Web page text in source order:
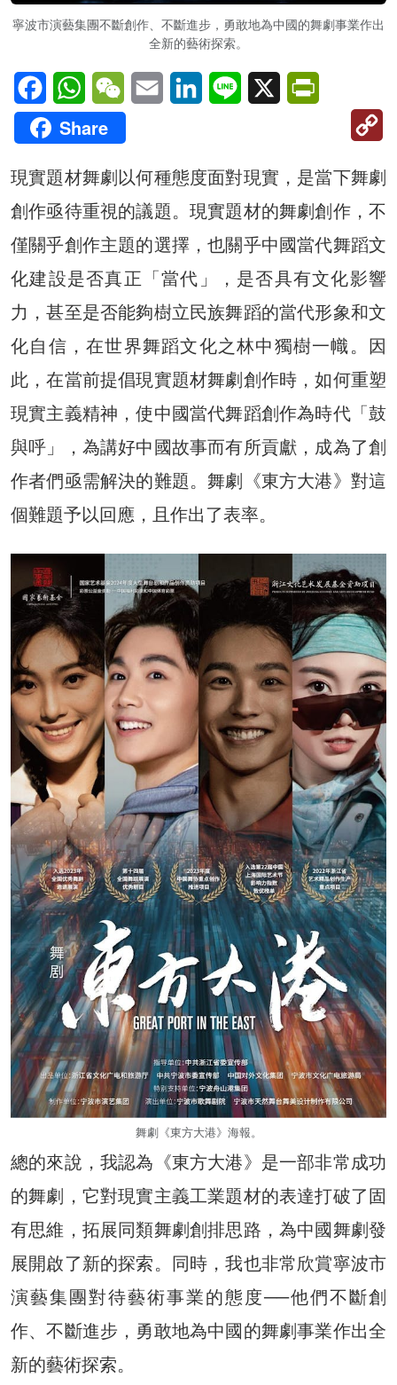
寧波市演藝集團不斷創作、不斷進步，勇敢地為中國的舞劇事業作出
全新的藝術探索。
FacebookWhatsAppWeChatEmail LinkedInLine X
Share
現實題材舞劇以何種態度面對現實，是當下舞劇
創作亟待重視的議題。現實題材的舞劇創作，不
僅關乎創作主題的選擇，也關乎中國當代舞蹈文
化建設是否真正「當代」，是否具有文化影響
力，甚至是否能夠樹立民族舞蹈的當代形象和文
化自信，在世界舞蹈文化之林中獨樹一幟。因
此，在當前提倡現實題材舞劇創作時，如何重塑
現實主義精神，使中國當代舞蹈創作為時代「鼓
與呼」，為講好中國故事而有所貢獻，成為了創
作者們亟需解決的難題。舞劇《東方大港》對這
個難題予以回應，且作出了表率。
舞劇《東方大港》海報。
總的來說，我認為《東方大港》是一部非常成功
的舞劇，它對現實主義工業題材的表達打破了固
有思維，拓展同類舞劇創排思路，為中國舞劇發
展開啟了新的探索。同時，我也非常欣賞寧波市
演藝集團對待藝術事業的態度──他們不斷創
作、不斷進步，勇敢地為中國的舞劇事業作出全
新的藝術探索。